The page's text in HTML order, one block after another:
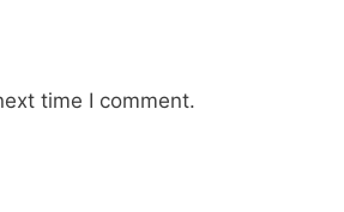
time I comment.